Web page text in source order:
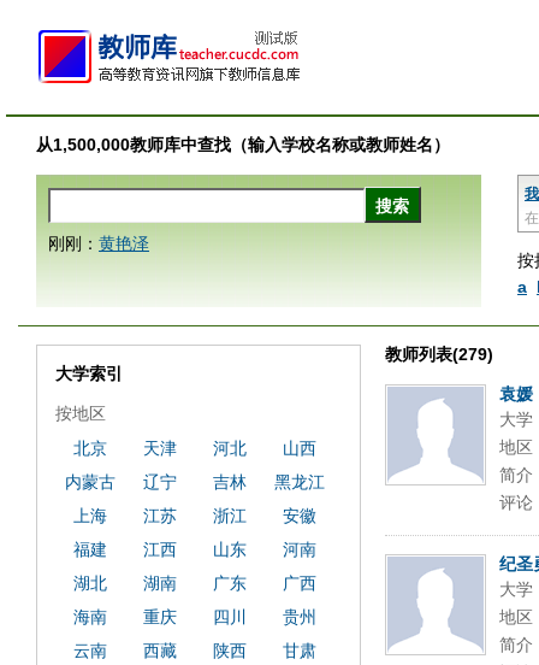
从1,500,000教师库中查找（输入学校名称或教师姓名）
按
a
刚刚： 黄艳泽
教师列表(279)
袁媛
大学
地区
简介
评论
纪圣
大学
地区
简介
大学索引
按地区
北京
天津 河北
山西
内蒙古
辽宁 吉林
黑龙江
上海
江苏 浙江
安徽
福建
江西 山东
河南
湖北
湖南 广东
广西
海南
重庆 四川
贵州
云南
西藏 陕西
甘肃